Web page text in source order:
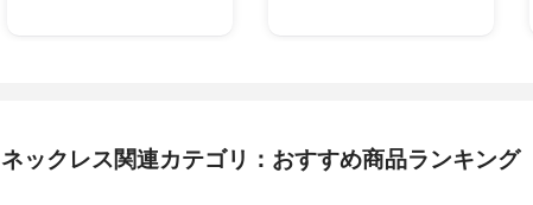
ネックレス関連カテゴリ：おすすめ商品ランキング